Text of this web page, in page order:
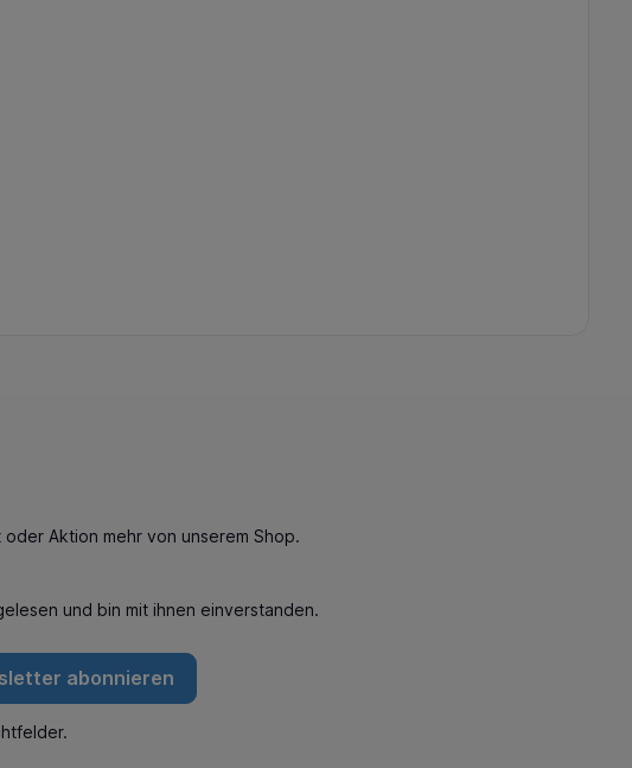
Aktion mehr von unserem Shop.
und bin mit ihnen einverstanden.
abonnieren